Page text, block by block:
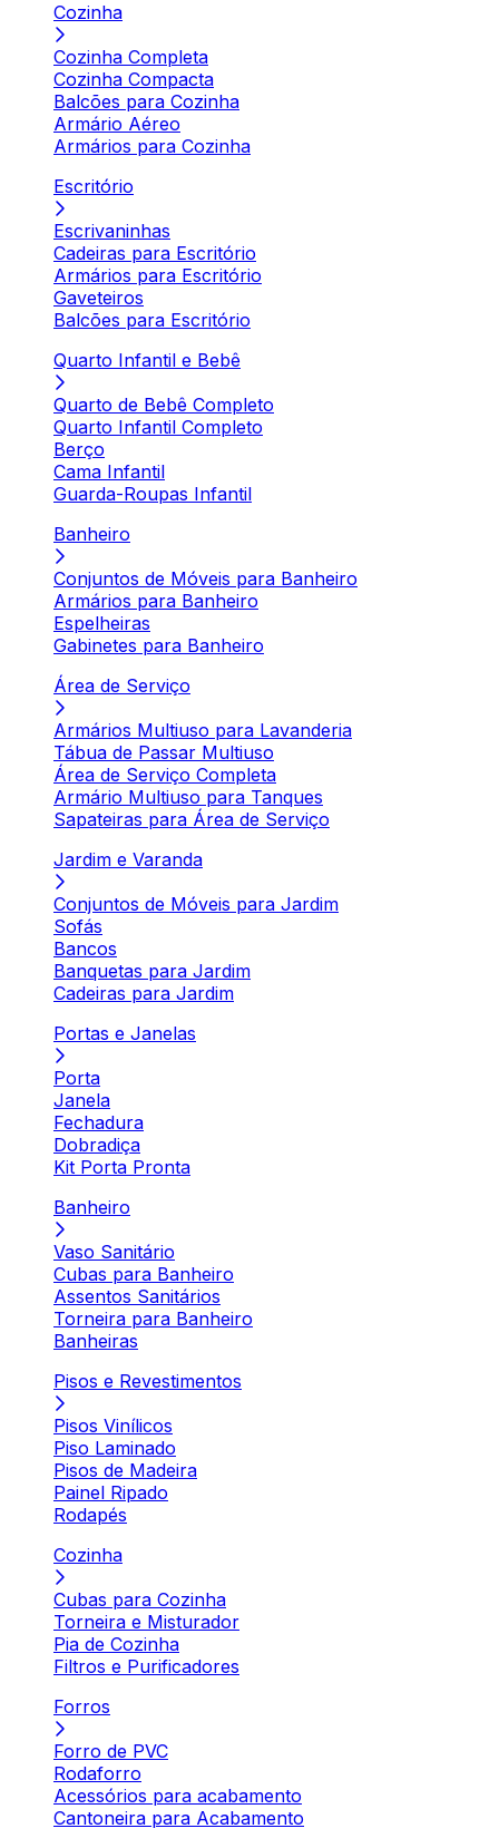
Cozinha
Cozinha Completa
Cozinha Compacta
Balcões para Cozinha
Armário Aéreo
Armários para Cozinha
Escritório
Escrivaninhas
Cadeiras para Escritório
Armários para Escritório
Gaveteiros
Balcões para Escritório
Quarto Infantil e Bebê
Quarto de Bebê Completo
Quarto Infantil Completo
Berço
Cama Infantil
Guarda-Roupas Infantil
Banheiro
Conjuntos de Móveis para Banheiro
Armários para Banheiro
Espelheiras
Gabinetes para Banheiro
Área de Serviço
Armários Multiuso para Lavanderia
Tábua de Passar Multiuso
Área de Serviço Completa
Armário Multiuso para Tanques
Sapateiras para Área de Serviço
Jardim e Varanda
Conjuntos de Móveis para Jardim
Sofás
Bancos
Banquetas para Jardim
Cadeiras para Jardim
Portas e Janelas
Porta
Janela
Fechadura
Dobradiça
Kit Porta Pronta
Banheiro
Vaso Sanitário
Cubas para Banheiro
Assentos Sanitários
Torneira para Banheiro
Banheiras
Pisos e Revestimentos
Pisos Vinílicos
Piso Laminado
Pisos de Madeira
Painel Ripado
Rodapés
Cozinha
Cubas para Cozinha
Torneira e Misturador
Pia de Cozinha
Filtros e Purificadores
Forros
Forro de PVC
Rodaforro
Acessórios para acabamento
Cantoneira para Acabamento